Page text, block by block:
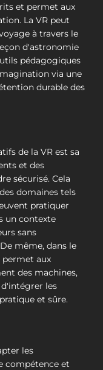
et permet aux
La VR peut
à travers le
d'astronomie
pédagogiques
via une
durable des
de la VR est sa
et des
sécurisé. Cela
domaines tels
pratiquer
un contexte
sans
même, dans le
aux
des machines,
les
et sûre.
les
compétence et